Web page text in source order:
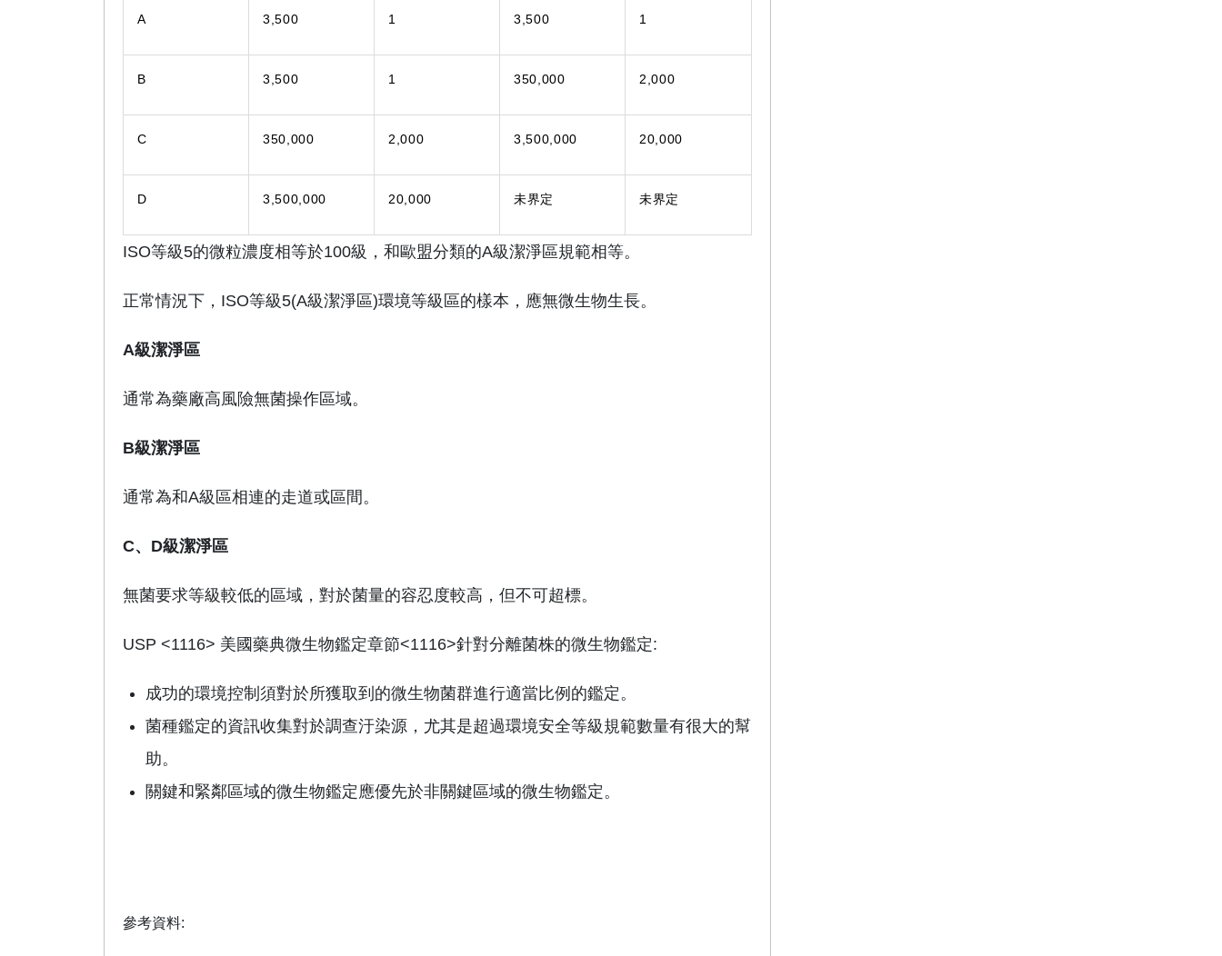
A 3,500 1 3,500 1
B 3,500 1 350,000 2,000
C 350,000 2,000 3,500,000 20,000
D 3,500,000 20,000 未界定 未界定
ISO等級5的微粒濃度相等於100級，和歐盟分類的A級潔淨區規範相等。
正常情況下，ISO等級5(A級潔淨區)環境等級區的樣本，應無微生物生長。
A級潔淨區
通常為藥廠高風險無菌操作區域。
B級潔淨區
通常為和A級區相連的走道或區間。
C、 D級潔淨區
無菌要求等級較低的區域，對於菌量的容忍度較高，但不可超標。
USP <1116> 美國藥典微生物鑑定章節<1116>針對分離菌株的微生物鑑定:
成功的環境控制須對於所獲取到的微生物菌群進行適當比例的鑑定。
菌種鑑定的資訊收集對於調查汙染源，尤其是超過環境安全等級規範數量有很大的幫
助。
關鍵和緊鄰區域的微生物鑑定應優先於非關鍵區域的微生物鑑定。
參考資料: